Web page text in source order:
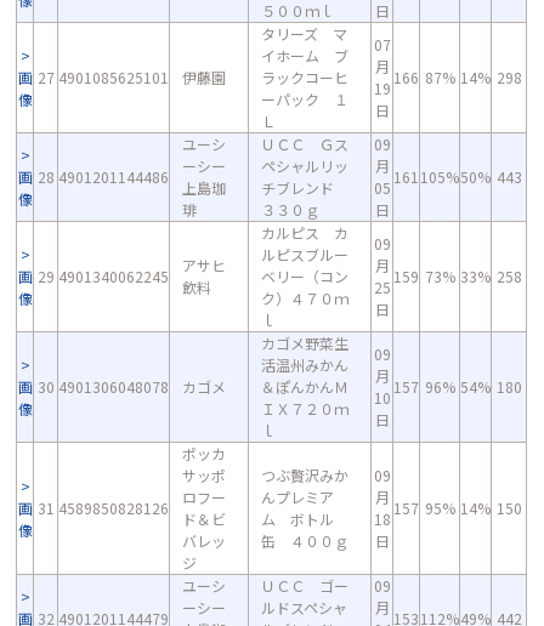
５００ｍｌ
日
画
像
27 4901085625101 伊藤園
タリーズ マ
イホーム ブ
ラックコーヒ
ーパック １
Ｌ
07
月
19
日
166 87% 14% 298
画
像
28 4901201144486
ユーシ
ーシー
上島珈
琲
ＵＣＣ Ｇス
ペシャルリッ
チブレンド
３３０ｇ
09
月
05
日
161 105%50% 443
画
像
29 4901340062245
アサヒ
飲料
カルピス カ
ルピスブルー
ベリー（コン
ク）４７０ｍ
ｌ
09
月
25
日
159 73% 33% 258
画
像
30 4901306048078 カゴメ
カゴメ野菜生
活温州みかん
＆ぽんかんＭ
ＩＸ７２０ｍ
ｌ
09
月
10
日
157 96% 54% 180
画
像
31 4589850828126
ポッカ
サッポ
ロフー
ド＆ビ
バレッ
ジ
つぶ贅沢みか
んプレミア
ム ボトル
缶 ４００ｇ
09
月
18
日
157 95% 14% 150
画 32 4901201144479
ユーシ
ーシー
ＵＣＣ ゴー
ルドスペシャ
09
月
153112%49% 442